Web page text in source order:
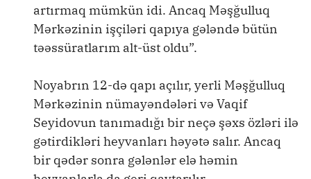
artırmaq mümkün idi. Ancaq Məşğulluq
Mərkəzinin işçiləri qapıya gələndə bütün
təəssüratlarım alt-üst oldu”.
Noyabrın 12-də qapı açılır, yerli Məşğulluq
Mərkəzinin nümayəndələri və Vaqif
Seyidovun tanımadığı bir neçə şəxs özləri ilə
gətirdikləri heyvanları həyətə salır. Ancaq
bir qədər sonra gələnlər elə həmin